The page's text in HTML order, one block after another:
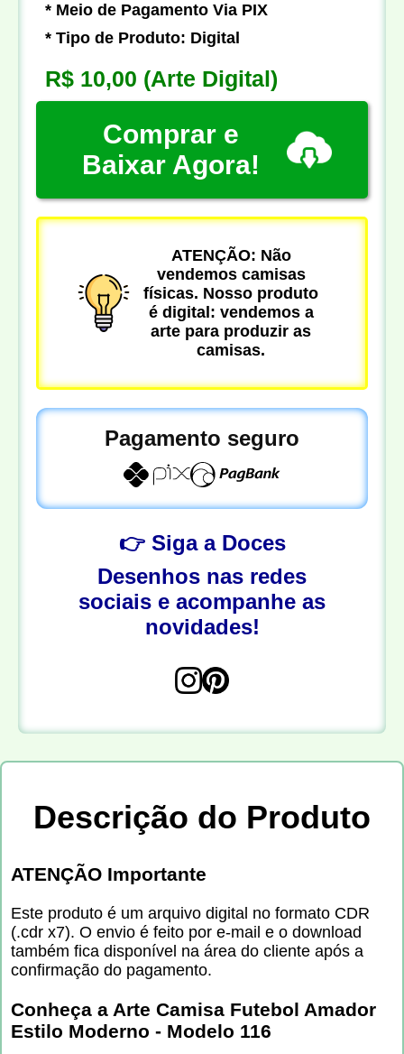
* Meio de Pagamento Via PIX
* Tipo de Produto: Digital
R$ 10,00 (Arte Digital)
Comprar e
Baixar Agora!
ATENÇÃO: Não
vendemos camisas
físicas. Nosso produto
é digital: vendemos a
arte para produzir as
camisas.
Pagamento seguro
👉 Siga a Doces
Desenhos nas redes
sociais e acompanhe as
novidades!
Descrição do Produto
ATENÇÃO Importante
Este produto é um arquivo digital no formato CDR
(.cdr x7). O envio é feito por e-mail e o download
também fica disponível na área do cliente após a
confirmação do pagamento.
Conheça a Arte Camisa Futebol Amador
Estilo Moderno - Modelo 116